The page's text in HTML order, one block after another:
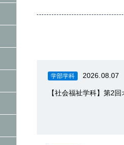
学部学科 2026.08.07
【社会福祉学科】第2